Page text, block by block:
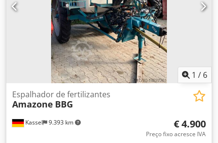
1 / 6
Kassel 9.393 km
Espalhador de fertilizantes
Amazone BBG
€ 4.900
Preço fixo acresce IVA